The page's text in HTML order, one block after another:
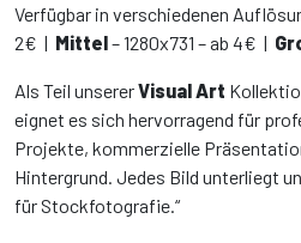
Verfügbar in verschiedenen
2€ | Mittel– 1280x731 – ab 4€ |
Als Teil unsererVisual Art
eignet es sich hervorragend für
Projekte, kommerzielle
Hintergrund. Jedes Bild unterliegt
für Stockfotografie.“